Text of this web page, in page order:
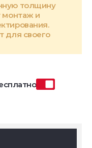
толщину
монтаж и
для своего